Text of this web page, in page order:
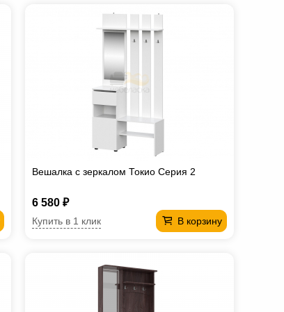
Вешалка с зеркалом Токио Серия 2
6 580 ₽
В корзину
Купить в 1 клик